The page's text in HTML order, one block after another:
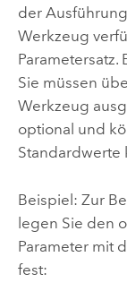
der
Werkzeug
Sie müssen
Werkzeug
optional und
Standardwerte
Beispiel: Zur
legen Sie den
Parameter mit
fest: